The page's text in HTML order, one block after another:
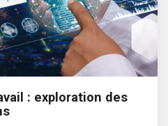
: exploration des